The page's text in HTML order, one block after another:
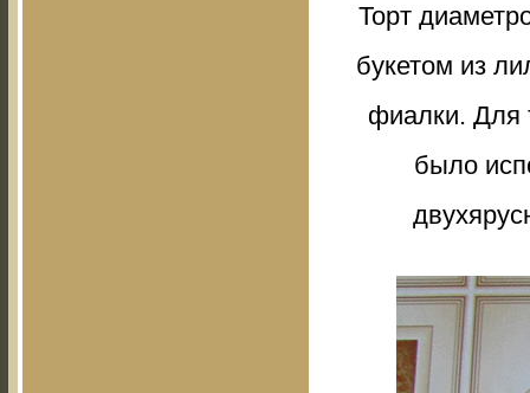
Торт
букетом из
фиалки. Для
было